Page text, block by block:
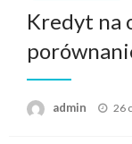
Kredyt na
admin 26